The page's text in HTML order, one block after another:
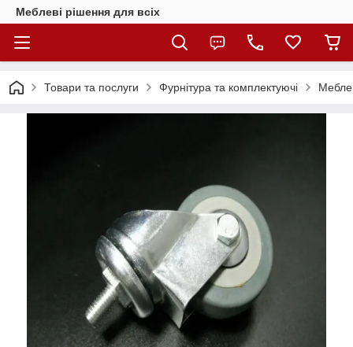
Меблеві рішення для всіх
Товари та послуги Фурнітура та комплектуючі